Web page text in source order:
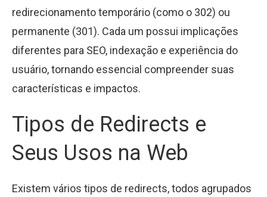
redirecionamento temporário (como o 302) ou
permanente (301). Cada um possui implicações
diferentes para SEO, indexação e experiência do
usuário, tornando essencial compreender suas
características e impactos.
Tipos de Redirects e
Seus Usos na Web
Existem vários tipos de redirects, todos agrupados